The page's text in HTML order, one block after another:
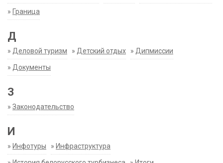
» Граница
Д
» Деловой туризм » Детский отдых » Дипмиссии
» Документы
З
» Законодательство
И
» Инфотуры » Инфраструктура